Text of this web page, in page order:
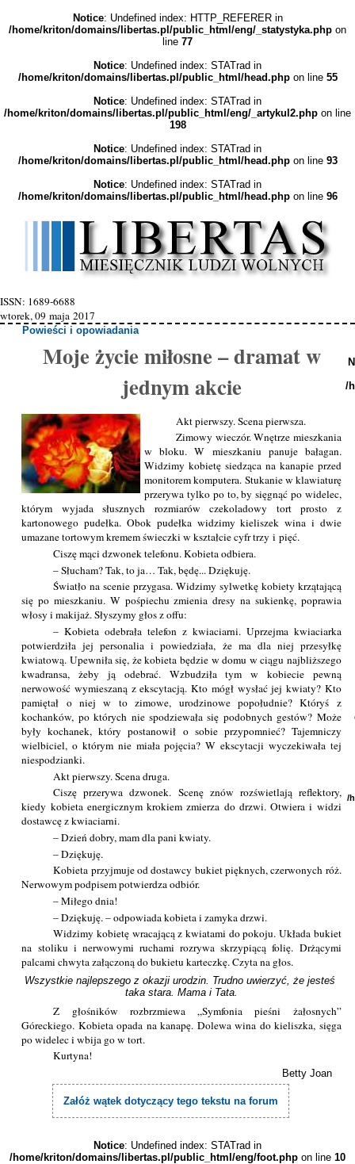
Notice: Undefined index: HTTP_REFERER in
/home/kriton/domains/libertas.pl/public_html/eng/_statystyka.php on
line 77
Notice: Undefined index: STATrad in
/home/kriton/domains/libertas.pl/public_html/head.phpon line 55
Notice: Undefined index: STATrad in
/home/kriton/domains/libertas.pl/public_html/eng/_artykul2.php on line
198
Notice: Undefined index: STATrad in
/home/kriton/domains/libertas.pl/public_html/head.phpon line 93
Notice: Undefined index: STATrad in
/home/kriton/domains/libertas.pl/public_html/head.phpon line 96
ISSN: 1689-6688
wtorek, 09 maja 2017
Powieści i opowiadania
Moje życie miłosne – dramat w
jednym akcie
Akt pierwszy. Scena pierwsza.
Zimowy wieczór. Wnętrze mieszkania
w bloku. W mieszkaniu panuje bałagan.
Widzimy kobietę siedząca na kanapie przed
monitorem komputera. Stukanie w klawiaturę
przerywa tylko po to, by sięgnąć po widelec,
którym wyjada słusznych rozmiarów czekoladowy tort prosto z
kartonowego pudełka. Obok pudełka widzimy kieliszek wina i dwie
umazane tortowym kremem świeczki w kształcie cyfr trzy i pięć.
Ciszę mąci dzwonek telefonu. Kobieta odbiera.
– Słucham? Tak, to ja… Tak, będę... Dziękuję.
Światło na scenie przygasa. Widzimy sylwetkę kobiety krzątającą
się po mieszkaniu. W pośpiechu zmienia dresy na sukienkę, poprawia
włosy i makijaż. Słyszymy głos z offu:
– Kobieta odebrała telefon z kwiaciarni. Uprzejma kwiaciarka
potwierdziła jej personalia i powiedziała, że ma dla niej przesyłkę
kwiatową. Upewniła się, że kobieta będzie w domu w ciągu najbliższego
kwadransa, żeby ją odebrać. Wzbudziła tym w kobiecie pewną
nerwowość wymieszaną z ekscytacją. Kto mógł wysłać jej kwiaty? Kto
pamiętał o niej w to zimowe, urodzinowe popołudnie? Któryś z
kochanków, po których nie spodziewała się podobnych gestów? Może
były kochanek, który postanowił o sobie przypomnieć? Tajemniczy
wielbiciel, o którym nie miała pojęcia? W ekscytacji wyczekiwała tej
niespodzianki.
Akt pierwszy. Scena druga.
Ciszę przerywa dzwonek. Scenę znów rozświetlają reflektory,
kiedy kobieta energicznym krokiem zmierza do drzwi. Otwiera i widzi
dostawcę z kwiaciarni.
– Dzień dobry, mam dla pani kwiaty.
– Dziękuję.
Kobieta przyjmuje od dostawcy bukiet pięknych, czerwonych róż.
Nerwowym podpisem potwierdza odbiór.
– Miłego dnia!
– Dziękuję. – odpowiada kobieta i zamyka drzwi.
Widzimy kobietę wracającą z kwiatami do pokoju. Układa bukiet
na stoliku i nerwowymi ruchami rozrywa skrzypiącą folię. Drżącymi
palcami chwyta załączoną do bukietu karteczkę. Czyta na głos.
Wszystkie najlepszego z okazji urodzin. Trudno uwierzyć, że jesteś
taka stara. Mama i Tata.
Z głośników rozbrzmiewa „Symfonia pieśni żałosnych”
Góreckiego. Kobieta opada na kanapę. Dolewa wina do kieliszka, sięga
po widelec i wbija go w tort.
Kurtyna!
Betty Joan
Załóż wątek dotyczący tego tekstu na forum
/
/
Notice: Undefined index: STATrad in
/home/kriton/domains/libertas.pl/public_html/eng/foot.php on line 10